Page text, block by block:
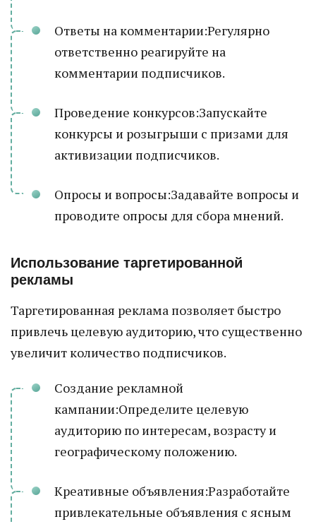
Ответы на комментарии:Регулярно
ответственно реагируйте на
комментарии подписчиков.
Проведение конкурсов:Запускайте
конкурсы и розыгрыши с призами для
активизации подписчиков.
Опросы и вопросы:Задавайте вопросы и
проводите опросы для сбора мнений.
Использование таргетированной
рекламы
Таргетированная реклама позволяет быстро
привлечь целевую аудиторию, что существенно
увеличит количество подписчиков.
Создание рекламной
кампании:Определите целевую
аудиторию по интересам, возрасту и
географическому положению.
Креативные объявления:Разработайте
привлекательные объявления с ясным